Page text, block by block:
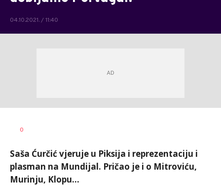
04.10.2021. / 11:40
0
Saša Ćurčić vjeruje u Piksija i reprezentaciju i
plasman na Mundijal. Pričao je i o Mitroviću,
Murinju, Klopu...